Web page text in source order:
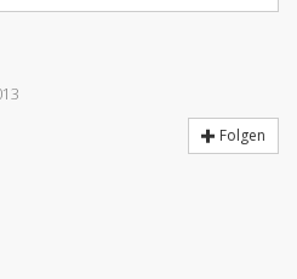
Folgen